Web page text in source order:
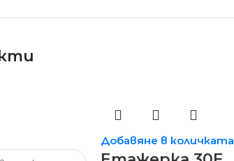
Добавяне в количката